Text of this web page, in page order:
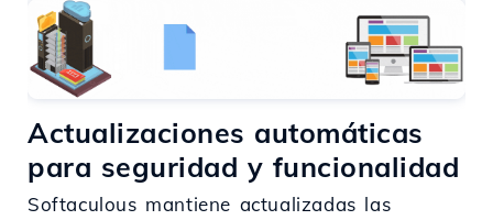
Actualizaciones automáticas
para seguridad y funcionalidad
Softaculous mantiene actualizadas las